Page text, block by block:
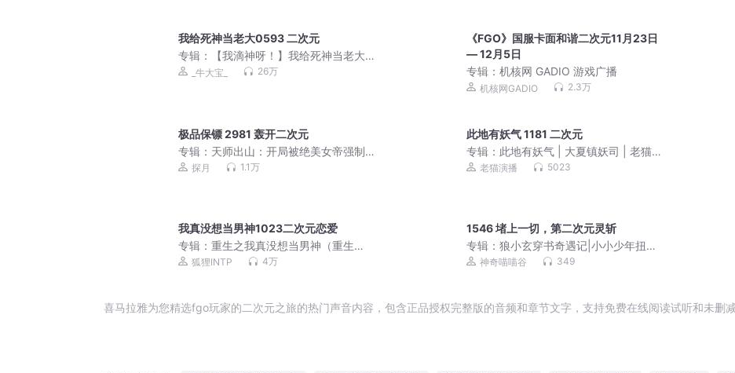
我给死神当老大0593 二次元
专辑：
【我滴神呀！】我给死神当老大
丨牛大宝爆笑演绎丨我给孟婆当小弟续
_牛大宝_ 26万
《FGO》国服卡面和谐二次元11月23日
— 12月5日
专辑：机核网 GADIO 游戏广播
机核网GADIO 2.3万
极品保镖 2981 轰开二次元
专辑： 天师出山：开局被绝美女帝强制
收徒丨极品透视保镖
探月 1.1万
此地有妖气 1181 二次元
专辑： 此地有妖气 | 大夏镇妖司 | 老猫演
播领衔多人有声剧
老猫演播 5023
我真没想当男神1023二次元恋爱
专辑： 重生之我真没想当男神（重生
2010|精品有声剧）
狐狸INTP 4万
1546 堵上一切，第二次元灵斩
专辑：狼小玄穿书奇遇记|小小少年扭转
乾坤|穿越
神奇喵喵谷 349
喜马拉雅为您精选fgo玩家的二次元之旅的热门声音内容，包含正品授权完整版的音频和章节文字，支持免费在线阅读试听和未删减